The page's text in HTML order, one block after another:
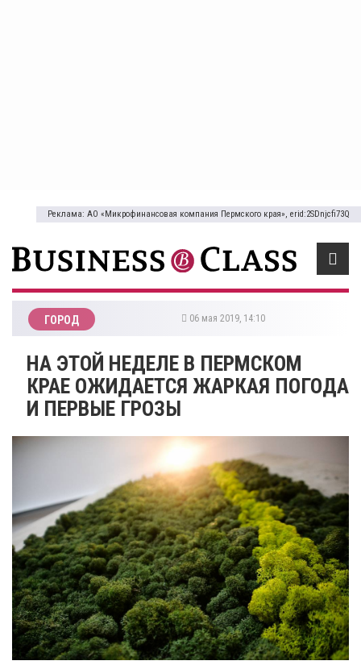
Реклама: АО «Микрофинансовая компания Пермского края», erid:2SDnjcfi73Q
ГОРОД 06 мая 2019, 14:10
НА ЭТОЙ НЕДЕЛЕ В ПЕРМСКОМ
КРАЕ ОЖИДАЕТСЯ ЖАРКАЯ ПОГОДА
И ПЕРВЫЕ ГРОЗЫ